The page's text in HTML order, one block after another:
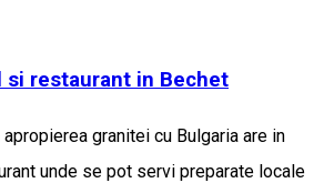
si restaurant in Bechet
granitei cu Bulgaria are in
unde se pot servi preparate locale